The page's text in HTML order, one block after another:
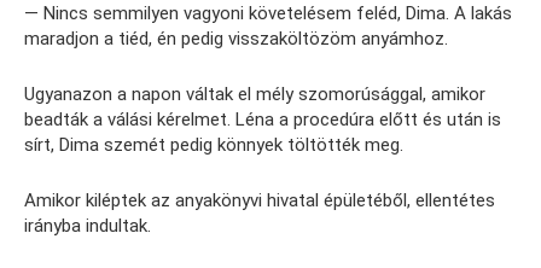
— Nincs semmilyen vagyoni követelésem feléd, Dima. A lakás
maradjon a tiéd, én pedig visszaköltözöm anyámhoz.
Ugyanazon a napon váltak el mély szomorúsággal, amikor
beadták a válási kérelmet. Léna a procedúra előtt és után is
sírt, Dima szemét pedig könnyek töltötték meg.
Amikor kiléptek az anyakönyvi hivatal épületéből, ellentétes
irányba indultak.